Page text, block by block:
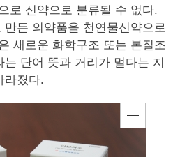
로 신약으로 분류될 수 없다.
든 의약품을 천연물신약으로
새로운 화학구조 또는 본질조
단어 뜻과 거리가 멀다는 지
라졌다.